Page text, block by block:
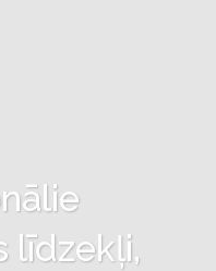
līdzekļi,